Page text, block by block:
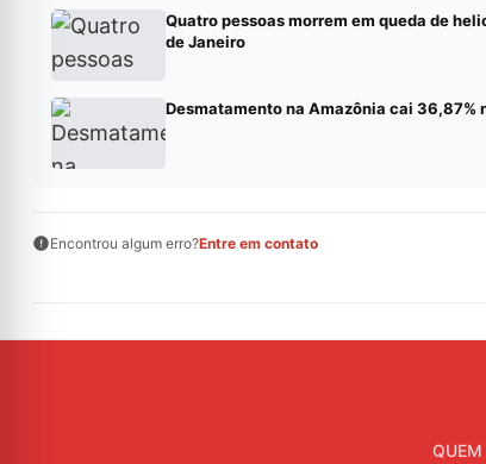
Quatro pessoas morrem em queda de
de Janeiro
Desmatamento na Amazônia cai 36,87%
Encontrou algum erro?Entre em contato